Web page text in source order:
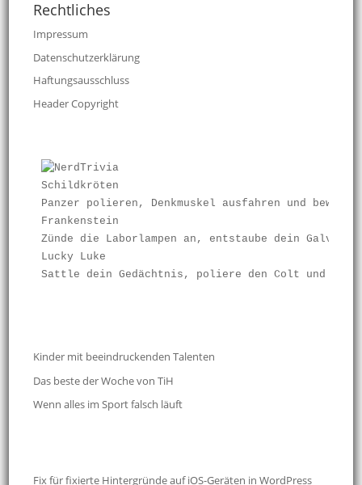
Rechtliches
Impressum
Datenschutzerklärung
Haftungsausschluss
Header Copyright
Schildkröten
Panzer polieren, Denkmuskel ausfahren und
Frankenstein
Zünde die Laborlampen an, entstaube dein
Lucky Luke
Sattle dein Gedächtnis, poliere den Colt und
Kinder mit beeindruckenden Talenten
Das beste der Woche von TiH
Wenn alles im Sport falsch läuft
Fix für fixierte Hintergründe auf iOS-Geräten in WordPress